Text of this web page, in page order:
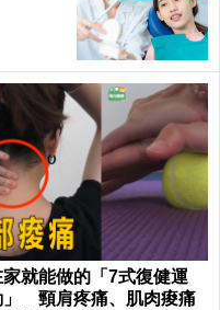
家就能做的「7式復健運
」 頸肩疼痛、肌肉痠痛